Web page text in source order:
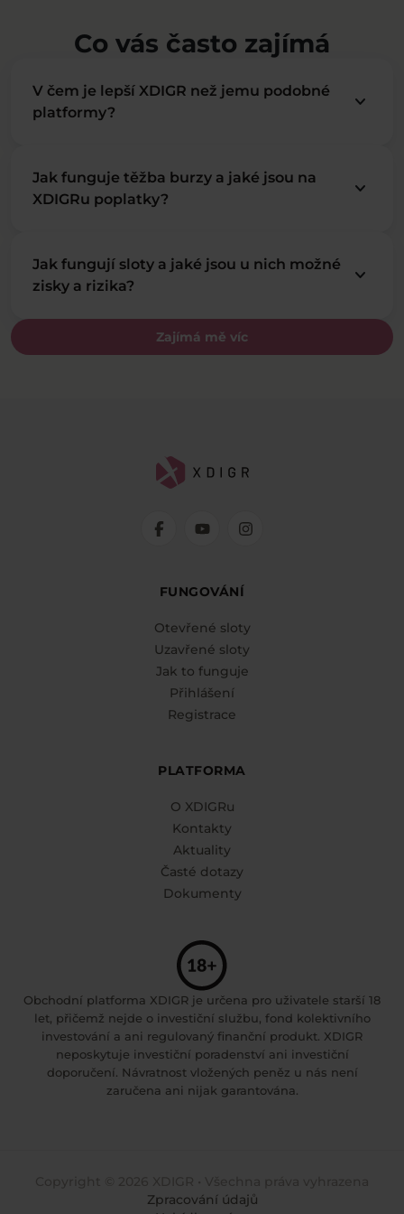
Co vás často zajímá
Zajímá mě víc
V čem je lepší XDIGR než jemu podobné
platformy?
keyboard_arrow_down
Jak funguje těžba burzy a jaké jsou na
XDIGRu poplatky?
keyboard_arrow_down
Jak fungují sloty a jaké jsou u nich možné
zisky a rizika?
keyboard_arrow_down
FUNGOVÁNÍ
Otevřené sloty
Uzavřené sloty
Jak to funguje
Přihlášení
Registrace
PLATFORMA
O XDIGRu
Kontakty
Aktuality
Časté dotazy
Dokumenty
Obchodní platforma XDIGR je určena pro uživatele starší 18
let, přičemž nejde o investiční službu, fond kolektivního
investování a ani regulovaný finanční produkt. XDIGR
neposkytuje investiční poradenství ani investiční
doporučení. Návratnost vložených peněz u nás není
zaručena ani nijak garantována.
Zpracování údajů